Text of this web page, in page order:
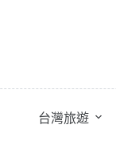
台灣旅遊